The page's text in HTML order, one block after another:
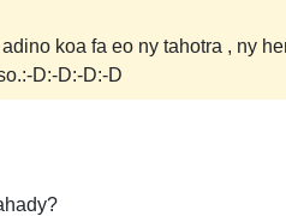
koa fa eo ny tahotra , ny
D:-D:-D:-D